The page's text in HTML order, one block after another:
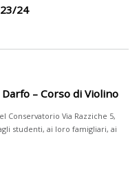
24
– Corso di Violino
Conservatorio Via Razziche 5,
studenti, ai loro famigliari, ai